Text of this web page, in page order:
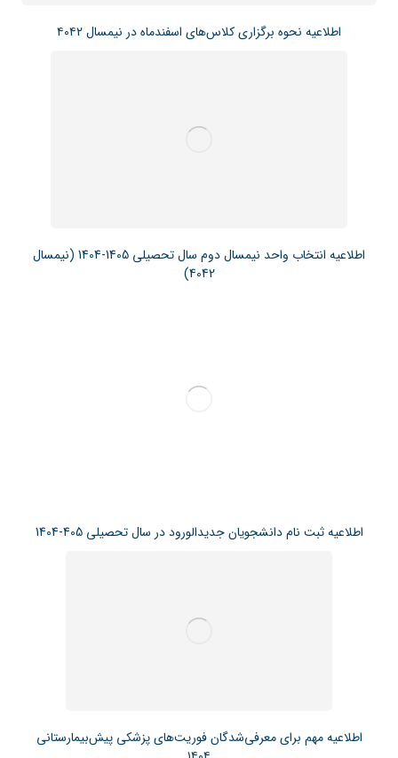
اطلاعیه نحوه برگزاری کلاس‌های اسفندماه در نیمسال ۴۰۴۲
اطلاعیه انتخاب واحد نیمسال دوم سال تحصیلی 1405-1404 (نیمسال
4042)
اطلاعیه ثبت نام دانشجویان جدیدالورود در سال تحصیلی 405-1404
اطلاعیه مهم برای معرفی‌شدگان فوریت‌های پزشکی پیش‌بیمارستانی